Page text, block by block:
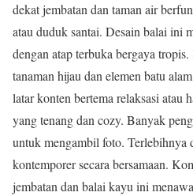
dekat jembatan dan taman air
atau duduk santai. Desain balai ini
dengan atap terbuka bergaya
tanaman hijau dan elemen batu
latar konten bertema relaksasi atau
yang tenang dan cozy. Banyak
untuk mengambil foto. Terlebihnya
kontemporer secara bersamaan.
jembatan dan balai kayu ini